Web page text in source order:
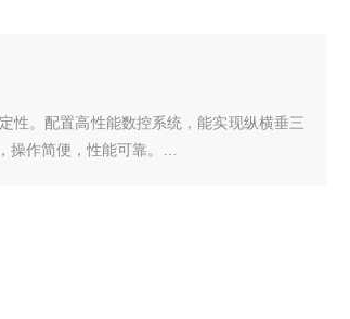
性。配置高性能数控系统，能实现纵横垂三
作简便，性能可靠。